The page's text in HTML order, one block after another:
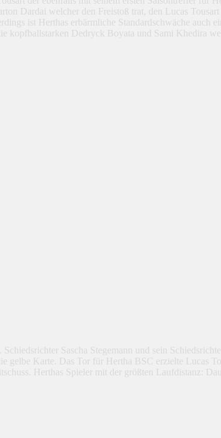
Dardai welcher den Freistoß trat, den Lucas
ist Herthas erbärmliche Standardschwäche auch
kopfballstarken Dedryck Boyata und Sami Khedira
Sascha Stegemann und sein
gelbe Karte. Das Tor für Hertha BSC erzielte Lucas
Herthas Spieler mit der größten Laufdistanz: